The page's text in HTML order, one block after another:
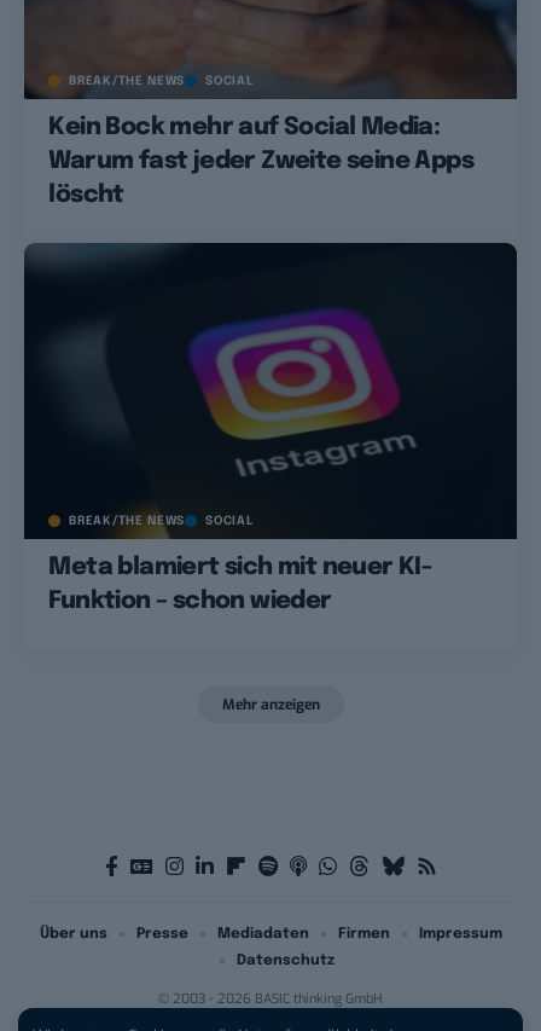
BREAK/THE NEWS SOCIAL
Kein Bock mehr auf Social Media:
Warum fast jeder Zweite seine Apps
löscht
BREAK/THE NEWS SOCIAL
Meta blamiert sich mit neuer KI-
Funktion – schon wieder
Mehr anzeigen
© 2003 - 2026 BASIC thinking GmbH
Über uns Presse Mediadaten Firmen
Impressum
Datenschutz